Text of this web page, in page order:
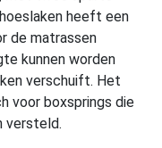
heeft een
de matrassen
kunnen worden
verschuift. Het
voor boxsprings die
versteld.